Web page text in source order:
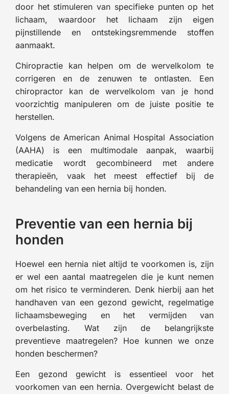
door het stimuleren van specifieke punten op het
lichaam, waardoor het lichaam zijn eigen
pijnstillende en ontstekingsremmende stoffen
aanmaakt.
Chiropractie kan helpen om de wervelkolom te
corrigeren en de zenuwen te ontlasten. Een
chiropractor kan de wervelkolom van je hond
voorzichtig manipuleren om de juiste positie te
herstellen.
Volgens de American Animal Hospital Association
(AAHA) is een multimodale aanpak, waarbij
medicatie wordt gecombineerd met andere
therapieën, vaak het meest effectief bij de
behandeling van een hernia bij honden.
Preventie van een hernia bij
honden
Hoewel een hernia niet altijd te voorkomen is, zijn
er wel een aantal maatregelen die je kunt nemen
om het risico te verminderen. Denk hierbij aan het
handhaven van een gezond gewicht, regelmatige
lichaamsbeweging en het vermijden van
overbelasting. Wat zijn de belangrijkste
preventieve maatregelen? Hoe kunnen we onze
honden beschermen?
Een gezond gewicht is essentieel voor het
voorkomen van een hernia. Overgewicht belast de